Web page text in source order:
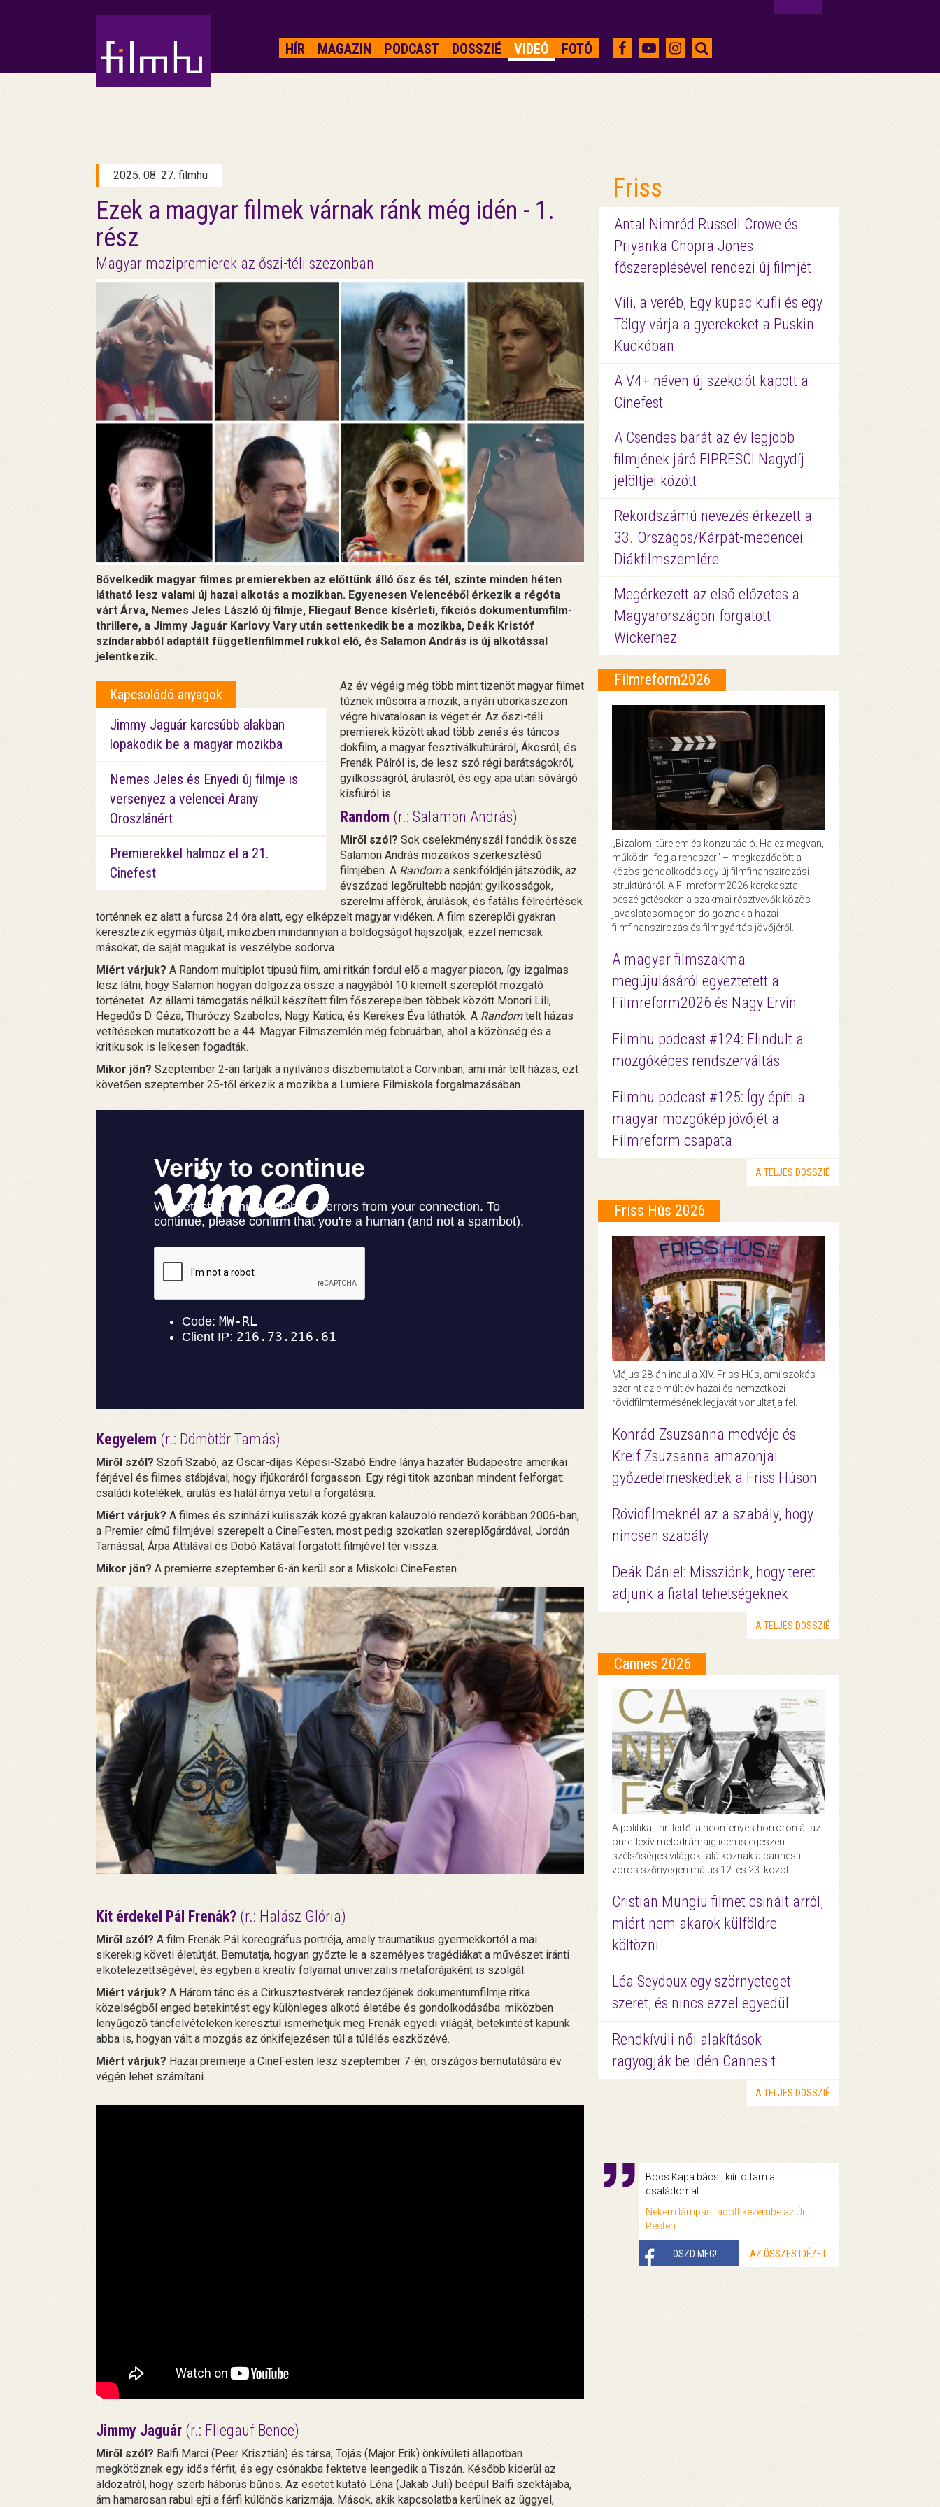
HÍR MAGAZIN PODCAST DOSSZIÉ VIDEÓ FOTÓ
2025. 08. 27. filmhu
Ezek a magyar filmek várnak ránk még idén - 1.
rész
Magyar mozipremierek az őszi-téli szezonban
Bővelkedik magyar filmes premierekben az előttünk álló ősz és tél, szinte minden héten
látható lesz valami új hazai alkotás a mozikban. Egyenesen Velencéből érkezik a régóta
várt Árva, Nemes Jeles László új filmje, Fliegauf Bence kísérleti, fikciós dokumentumfilm-
thrillere, a Jimmy Jaguár Karlovy Vary után settenkedik be a mozikba, Deák Kristóf
színdarabból adaptált függetlenfilmmel rukkol elő, és Salamon András is új alkotással
jelentkezik.
Kapcsolódó anyagok
Jimmy Jaguár karcsúbb alakban
lopakodik be a magyar mozikba
Nemes Jeles és Enyedi új filmje is
versenyez a velencei Arany
Oroszlánért
Premierekkel halmoz el a 21.
Cinefest
Az év végéig még több mint tizenöt magyar filmet
tűznek műsorra a mozik, a nyári uborkaszezon
végre hivatalosan is véget ér. Az őszi-téli
premierek között akad több zenés és táncos
dokfilm, a magyar fesztiválkultúráról, Ákosról, és
Frenák Pálról is, de lesz szó régi barátságokról,
gyilkosságról, árulásról, és egy apa után sóvárgó
kisfiúról is.
Random (r.: Salamon András)
Miről szól? Sok cselekményszál fonódik össze
Salamon András mozaikos szerkesztésű
filmjében. A Randoma senkiföldjén játszódik, az
évszázad legőrültebb napján: gyilkosságok,
szerelmi afférok, árulások, és fatális félreértések
történnek ez alatt a furcsa 24 óra alatt, egy elképzelt magyar vidéken. A film szereplői gyakran
keresztezik egymás útjait, miközben mindannyian a boldogságot hajszolják, ezzel nemcsak
másokat, de saját magukat is veszélybe sodorva.
Miért várjuk? A Random multiplot típusú film, ami ritkán fordul elő a magyar piacon, így izgalmas
lesz látni, hogy Salamon hogyan dolgozza össze a nagyjából 10 kiemelt szereplőt mozgató
történetet. Az állami támogatás nélkül készített film főszerepeiben többek között Monori Lili,
Hegedűs D. Géza, Thuróczy Szabolcs, Nagy Katica, és Kerekes Éva láthatók. A Randomtelt házas
vetítéseken mutatkozott be a 44. Magyar Filmszemlén még februárban, ahol a közönség és a
kritikusok is lelkesen fogadták.
Mikor jön? Szeptember 2-án tartják a nyilvános díszbemutatót a Corvinban, ami már telt házas, ezt
követően szeptember 25-től érkezik a mozikba a Lumiere Filmiskola forgalmazásában.
Kegyelem (r.: Dömötör Tamás)
Miről szól? Szofi Szabó, az Oscar-díjas Képesi-Szabó Endre lánya hazatér Budapestre amerikai
férjével és filmes stábjával, hogy ifjúkoráról forgasson. Egy régi titok azonban mindent felforgat:
családi kötelékek, árulás és halál árnya vetül a forgatásra.
Miért várjuk? A filmes és színházi kulisszák közé gyakran kalauzoló rendező korábban 2006-ban,
a Premier című filmjével szerepelt a CineFesten, most pedig szokatlan szereplőgárdával, Jordán
Tamással, Árpa Attilával és Dobó Katával forgatott filmjével tér vissza.
Mikor jön? A premierre szeptember 6-án kerül sor a Miskolci CineFesten.
Kit érdekel Pál Frenák? (r.: Halász Glória)
Miről szól? A film Frenák Pál koreográfus portréja, amely traumatikus gyermekkortól a mai
sikerekig követi életútját. Bemutatja, hogyan győzte le a személyes tragédiákat a művészet iránti
elkötelezettségével, és egyben a kreatív folyamat univerzális metaforájaként is szolgál.
Miért várjuk? A Három tánc és a Cirkusztestvérek rendezőjének dokumentumfilmje ritka
közelségből enged betekintést egy különleges alkotó életébe és gondolkodásába. miközben
lenyűgöző táncfelvételeken keresztül ismerhetjük meg Frenák egyedi világát, betekintést kapunk
abba is, hogyan vált a mozgás az önkifejezésen túl a túlélés eszközévé.
Miért várjuk? Hazai premierje a CineFesten lesz szeptember 7-én, országos bemutatására év
végén lehet számítani.
Jimmy Jaguár (r.: Fliegauf Bence)
Miről szól? Balfi Marci (Peer Krisztián) és társa, Tojás (Major Erik) önkívületi állapotban
megkötöznek egy idős férfit, és egy csónakba fektetve leengedik a Tiszán. Később kiderül az
áldozatról, hogy szerb háborús bűnös. Az esetet kutató Léna (Jakab Juli) beépül Balfi szektájába,
ám hamarosan rabul ejti a férfi különös karizmája. Mások, akik kapcsolatba kerülnek az üggyel,
Friss
Antal Nimród Russell Crowe és
Priyanka Chopra Jones
főszereplésével rendezi új filmjét
Vili, a veréb, Egy kupac kufli és egy
Tölgy várja a gyerekeket a Puskin
Kuckóban
A V4+ néven új szekciót kapott a
Cinefest
A Csendes barát az év legjobb
filmjének járó FIPRESCI Nagydíj
jelöltjei között
Rekordszámú nevezés érkezett a
33. Országos/Kárpát-medencei
Diákfilmszemlére
Megérkezett az első előzetes a
Magyarországon forgatott
Wickerhez
Filmreform2026
„Bizalom, türelem és konzultáció. Ha ez megvan,
működni fog a rendszer” – megkezdődött a
közös gondolkodás egy új filmfinanszírozási
struktúráról. A Filmreform2026 kerekasztal-
beszélgetéseken a szakmai résztvevők közös
javaslatcsomagon dolgoznak a hazai
filmfinanszírozás és filmgyártás jövőjéről.
A magyar filmszakma
megújulásáról egyeztetett a
Filmreform2026 és Nagy Ervin
Filmhu podcast #124: Elindult a
mozgóképes rendszerváltás
Filmhu podcast #125: Így építi a
magyar mozgókép jövőjét a
Filmreform csapata
A TELJES DOSSZIÉ
Friss Hús 2026
Május 28-án indul a XIV. Friss Hús, ami szokás
szerint az elmúlt év hazai és nemzetközi
rövidfilmtermésének legjavát vonultatja fel.
Konrád Zsuzsanna medvéje és
Kreif Zsuzsanna amazonjai
győzedelmeskedtek a Friss Húson
Rövidfilmeknél az a szabály, hogy
nincsen szabály
Deák Dániel: Missziónk, hogy teret
adjunk a fiatal tehetségeknek
A TELJES DOSSZIÉ
Cannes 2026
A politikai thrillertől a neonfényes horroron át az
önreflexív melodrámáig idén is egészen
szélsőséges világok találkoznak a cannes-i
vörös szőnyegen május 12. és 23. között.
Cristian Mungiu filmet csinált arról,
miért nem akarok külföldre
költözni
Léa Seydoux egy szörnyeteget
szeret, és nincs ezzel egyedül
Rendkívüli női alakítások
ragyogják be idén Cannes-t
A TELJES DOSSZIÉ
Bocs Kapa bácsi, kiírtottam a
családomat...
Nekem lámpást adott kezembe az Úr
Pesten
OSZD MEG! AZ ÖSSZES IDÉZET